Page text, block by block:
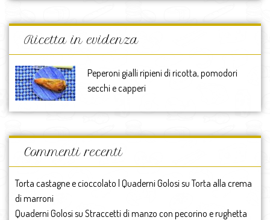
Ricetta in evidenza
Peperoni gialli ripieni di ricotta, pomodori
secchi e capperi
Commenti recenti
Torta castagne e cioccolato | Quaderni Golosi suTorta alla crema
di marroni
Quaderni Golosi su Straccetti di manzo con pecorino e rughetta